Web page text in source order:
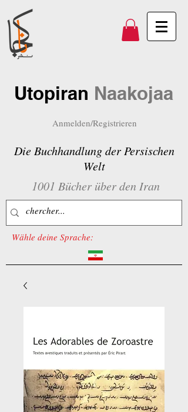
Utopiran Naakojaa
Anmelden/Registrieren
Die Buchhandlung der Persischen
Welt
1001 Bücher über den Iran
Wähle deine Sprache: